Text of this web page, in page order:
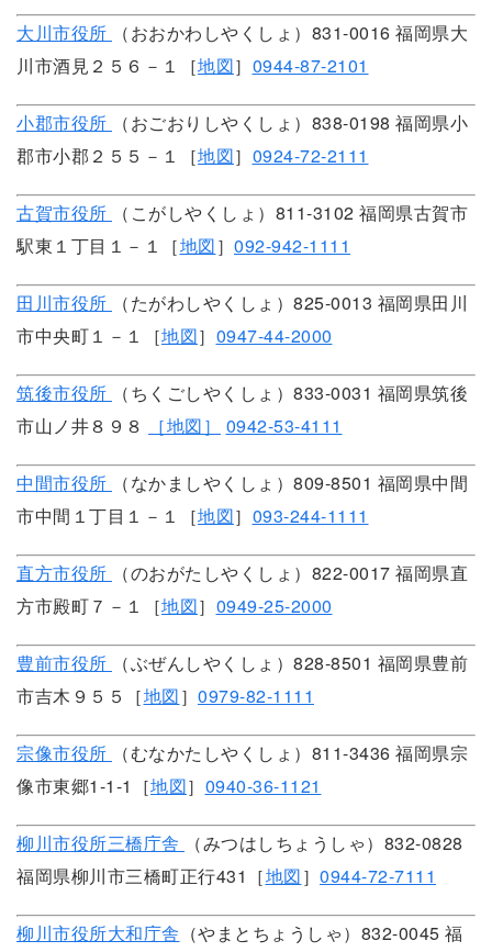
大川市役所
（おおかわしやくしょ）831-0016 福岡県大
川市酒見２５６－１［地図］ 0944-87-2101
小郡市役所
（おごおりしやくしょ）838-0198 福岡県小
郡市小郡２５５－１［地図］ 0924-72-2111
古賀市役所
（こがしやくしょ）811-3102 福岡県古賀市
駅東１丁目１－１［地図］ 092-942-1111
田川市役所
（たがわしやくしょ）825-0013 福岡県田川
市中央町１－１［地図］ 0947-44-2000
筑後市役所
（ちくごしやくしょ）833-0031 福岡県筑後
市山ノ井８９８
［地図］ 0942-53-4111
中間市役所
（なかましやくしょ）809-8501 福岡県中間
市中間１丁目１－１［地図］ 093-244-1111
直方市役所
（のおがたしやくしょ）822-0017 福岡県直
方市殿町７－１［地図］ 0949-25-2000
豊前市役所
（ぶぜんしやくしょ）828-8501 福岡県豊前
市吉木９５５［地図］ 0979-82-1111
宗像市役所
（むなかたしやくしょ）811-3436 福岡県宗
像市東郷1-1-1［地図］ 0940-36-1121
柳川市役所三橋庁舎
（みつはしちょうしゃ）832-0828
福岡県柳川市三橋町正行431［地図］ 0944-72-7111
柳川市役所大和庁舎 （やまとちょうしゃ）832-0045 福